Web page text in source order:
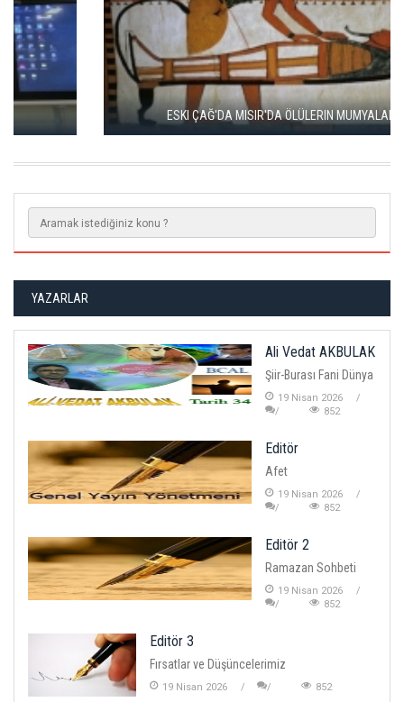
ESKI ÇAĞ'DA MISIR'DA ÖLÜLERIN MUMYALANMASI
YAZARLAR
Ali Vedat AKBULAK
Şiir-Burası Fani Dünya
19 Nisan 2026
852
Editör
Afet
19 Nisan 2026
852
Editör 2
Ramazan Sohbeti
19 Nisan 2026
852
Editör 3
Fırsatlar ve Düşüncelerimiz
19 Nisan 2026 852